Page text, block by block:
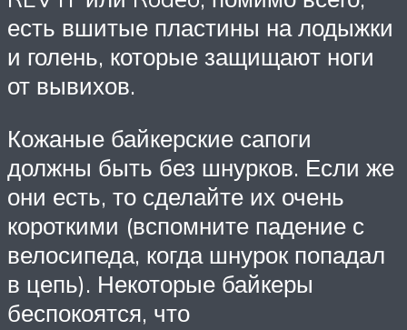
есть вшитые пластины на лодыжки
и голень, которые защищают ноги
от вывихов.
Кожаные байкерские сапоги
должны быть без шнурков. Если же
они есть, то сделайте их очень
короткими (вспомните падение с
велосипеда, когда шнурок попадал
в цепь). Некоторые байкеры
беспокоятся, что